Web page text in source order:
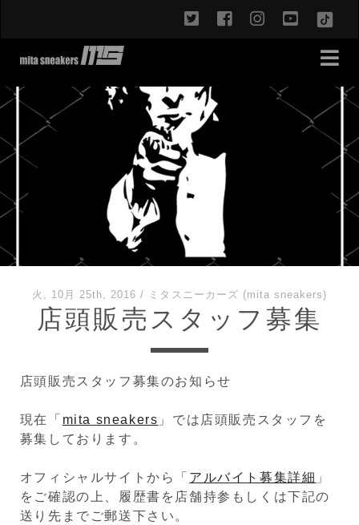
twitterfacebookinstagram
火, 10月 25th, 2016 / ミタスニーカーズ (mita sneakers)
店頭販売スタッフ募集
店頭販売スタッフ募集のお知らせ
現在「 mita sneakers 」では店頭販売スタッフを
募集しております。
オフィシャルサイトから「 アルバイト募集詳細 」
をご確認の上、履歴書を店舗持参もしくは下記の
送り先までご郵送下さい。